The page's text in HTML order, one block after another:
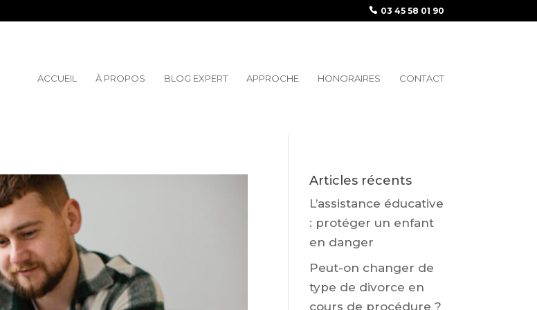
03 45 58 01 90
ACCUEIL À PROPOS BLOG EXPERT APPROCHE HONORAIRES CONTACT
Articles récents
L’assistance éducative
: protéger un enfant
en danger
Peut-on changer de
type de divorce en
cours de procédure ?